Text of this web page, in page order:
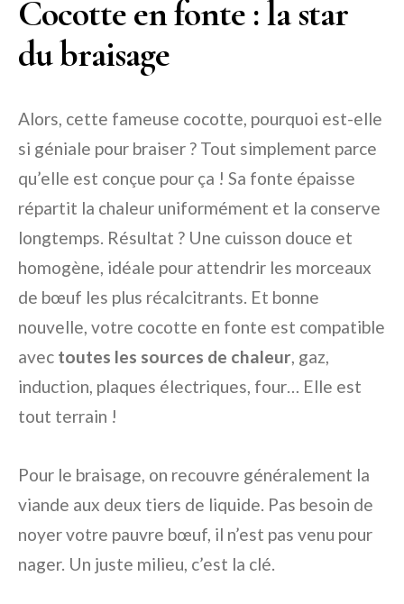
Cocotte en fonte : la star
du braisage
Alors, cette fameuse cocotte, pourquoi est-elle
si géniale pour braiser ? Tout simplement parce
qu’elle est conçue pour ça ! Sa fonte épaisse
répartit la chaleur uniformément et la conserve
longtemps. Résultat ? Une cuisson douce et
homogène, idéale pour attendrir les morceaux
de bœuf les plus récalcitrants. Et bonne
nouvelle, votre cocotte en fonte est compatible
avec toutes les sources de chaleur , gaz,
induction, plaques électriques, four… Elle est
tout terrain !
Pour le braisage, on recouvre généralement la
viande aux deux tiers de liquide. Pas besoin de
noyer votre pauvre bœuf, il n’est pas venu pour
nager. Un juste milieu, c’est la clé.